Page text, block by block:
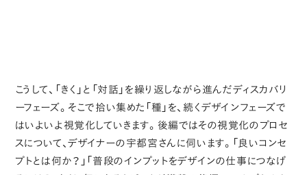
こうして、「きく」と「対話」を繰り返しながら進んだディスカバリ
ーフェーズ。そこで拾い集めた「種」を、続くデザインフェーズで
はいよいよ視覚化していきます。後編ではその視覚化のプロセ
スについて、デザイナーの宇都宮さんに伺います。「良いコンセ
プトとは何か？」「普段のインプットをデザインの仕事につなげ